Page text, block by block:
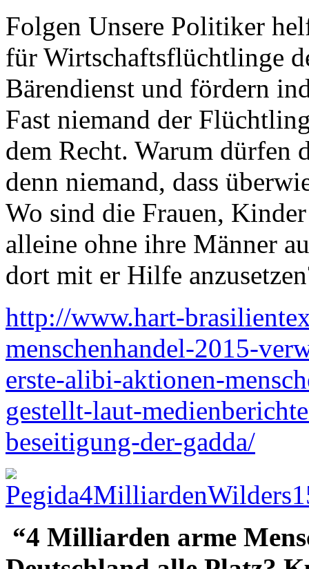
Folgen Unsere Politiker
für Wirtschaftsflüchtlinge
Bärendienst und fördern
Fast niemand der
dem Recht. Warum dürfen
denn niemand, dass
Wo sind die Frauen,
alleine ohne ihre Männer
dort mit er Hilfe
http://www.hart-
menschenhandel-2015-
erste-alibi-aktionen-
gestellt-laut-
beseitigung-der-gadda/
“4 Milliarden arme